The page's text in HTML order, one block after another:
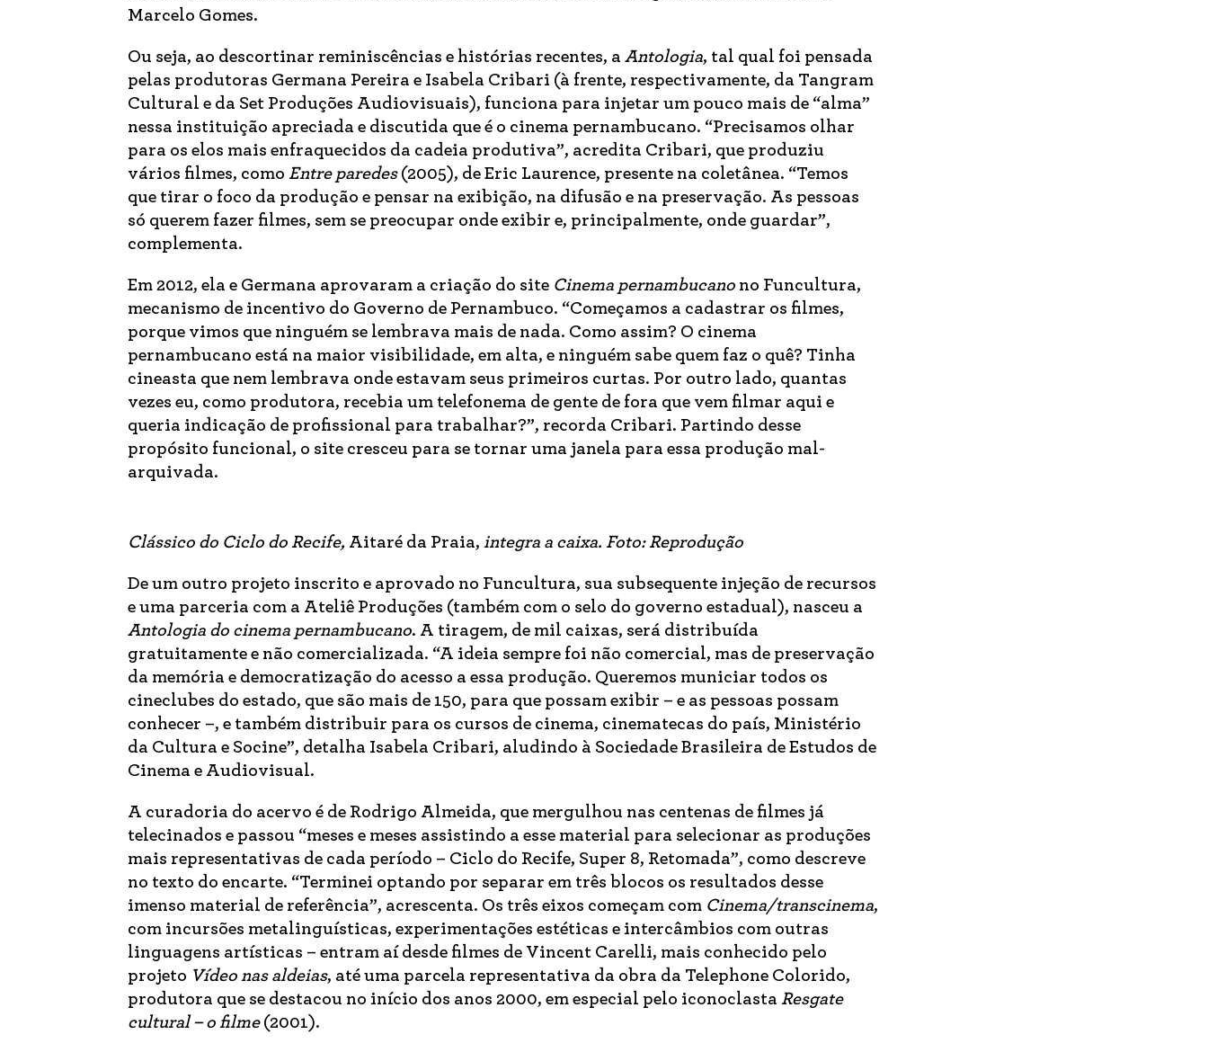
Marcelo Gomes.
Ou seja, ao descortinar reminiscências e histórias recentes, a Antologia, tal qual foi pensada
pelas produtoras Germana Pereira e Isabela Cribari (à frente, respectivamente, da Tangram
Cultural e da Set Produções Audiovisuais), funciona para injetar um pouco mais de “alma”
nessa instituição apreciada e discutida que é o cinema pernambucano. “Precisamos olhar
para os elos mais enfraquecidos da cadeia produtiva”, acredita Cribari, que produziu
vários filmes, como Entre paredes(2005), de Eric Laurence, presente na coletânea. “Temos
que tirar o foco da produção e pensar na exibição, na difusão e na preservação. As pessoas
só querem fazer filmes, sem se preocupar onde exibir e, principalmente, onde guardar”,
complementa.
Em 2012, ela e Germana aprovaram a criação do site Cinema pernambucano no Funcultura,
mecanismo de incentivo do Governo de Pernambuco. “Começamos a cadastrar os filmes,
porque vimos que ninguém se lembrava mais de nada. Como assim? O cinema
pernambucano está na maior visibilidade, em alta, e ninguém sabe quem faz o quê? Tinha
cineasta que nem lembrava onde estavam seus primeiros curtas. Por outro lado, quantas
vezes eu, como produtora, recebia um telefonema de gente de fora que vem filmar aqui e
queria indicação de profissional para trabalhar?”, recorda Cribari. Partindo desse
propósito funcional, o site cresceu para se tornar uma janela para essa produção mal-
arquivada.
Clássico do Ciclo do Recife, Aitaré da Praia, integra a caixa. Foto: Reprodução
De um outro projeto inscrito e aprovado no Funcultura, sua subsequente injeção de recursos
e uma parceria com a Ateliê Produções (também com o selo do governo estadual), nasceu a
Antologia do cinema pernambucano. A tiragem, de mil caixas, será distribuída
gratuitamente e não comercializada. “A ideia sempre foi não comercial, mas de preservação
da memória e democratização do acesso a essa produção. Queremos municiar todos os
cineclubes do estado, que são mais de 150, para que possam exibir – e as pessoas possam
conhecer –, e também distribuir para os cursos de cinema, cinematecas do país, Ministério
da Cultura e Socine”, detalha Isabela Cribari, aludindo à Sociedade Brasileira de Estudos de
Cinema e Audiovisual.
A curadoria do acervo é de Rodrigo Almeida, que mergulhou nas centenas de filmes já
telecinados e passou “meses e meses assistindo a esse material para selecionar as produções
mais representativas de cada período – Ciclo do Recife, Super 8, Retomada”, como descreve
no texto do encarte. “Terminei optando por separar em três blocos os resultados desse
imenso material de referência”, acrescenta. Os três eixos começam com Cinema/transcinema,
com incursões metalinguísticas, experimentações estéticas e intercâmbios com outras
linguagens artísticas – entram aí desde filmes de Vincent Carelli, mais conhecido pelo
projeto Vídeo nas aldeias, até uma parcela representativa da obra da Telephone Colorido,
produtora que se destacou no início dos anos 2000, em especial pelo iconoclasta Resgate
cultural – o filme(2001).